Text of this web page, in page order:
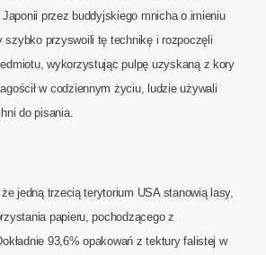
Japonii przez buddyjskiego mnicha o imieniu
szybko przyswoili tę technikę i rozpoczęli
wykorzystując pulpę uzyskaną z kory
w codziennym życiu, ludzie używali
do pisania.
jedną trzecią terytorium USA stanowią lasy,
papieru, pochodzącego z
93,6% opakowań z tektury falistej w